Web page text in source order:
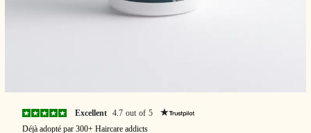
Excellent 4.7 out of 5
Déjà adopté par 300+ Haircare addicts